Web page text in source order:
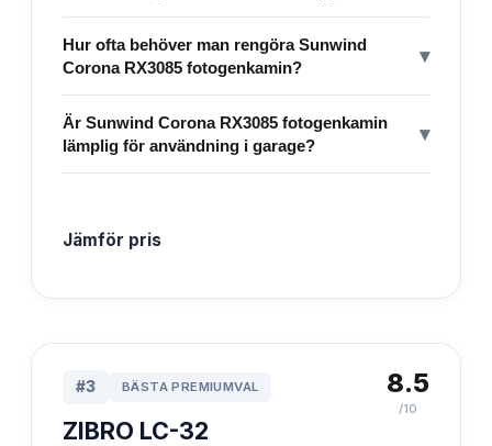
Hur ofta behöver man rengöra Sunwind
Corona RX3085 fotogenkamin?
▾
Är Sunwind Corona RX3085 fotogenkamin
lämplig för användning i garage?
▾
Jämför pris
#3 BÄSTA PREMIUMVAL
ZIBRO LC-32
8.5
/10